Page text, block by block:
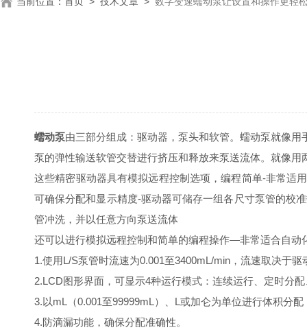
蠕动泵由三部分组成：驱动器，泵头和软管。蠕动泵就像
泵的弹性输送软管交替进行挤压和释放来泵送流体。就像
这些精密驱动器具有模拟远程控制选项，编程简单-非常适
可确保分配和显示精度-驱动器可储存一组各尺寸泵管的校
管冲洗，并以任意方向泵送流体
还可以进行模拟远程控制和简单的编程操作—非常适合自动
1.使用L/S泵管时流速为0.001至3400mL/min，流速取决于
2.LCD图形界面，可显示4种运行模式：连续运行、定时分
3.以mL（0.001至99999mL）、L或加仑为单位进行体积分
4.防滴漏功能，确保分配准确性。